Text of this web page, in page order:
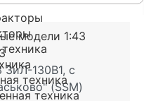
техника
техника
модели 1:43
130В1, с
(SSM)